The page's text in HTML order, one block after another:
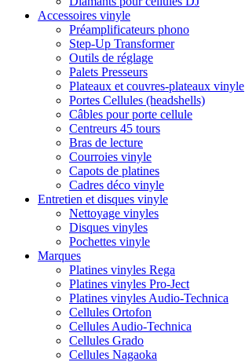
Accessoires vinyle
Préamplificateurs phono
Step-Up Transformer
Outils de réglage
Palets Presseurs
Plateaux et couvres-plateaux vinyle
Portes Cellules (headshells)
Câbles pour porte cellule
Centreurs 45 tours
Bras de lecture
Courroies vinyle
Capots de platines
Cadres déco vinyle
Entretien et disques vinyle
Nettoyage vinyles
Disques vinyles
Pochettes vinyle
Marques
Platines vinyles Rega
Platines vinyles Pro-Ject
Platines vinyles Audio-Technica
Cellules Ortofon
Cellules Audio-Technica
Cellules Grado
Cellules Nagaoka